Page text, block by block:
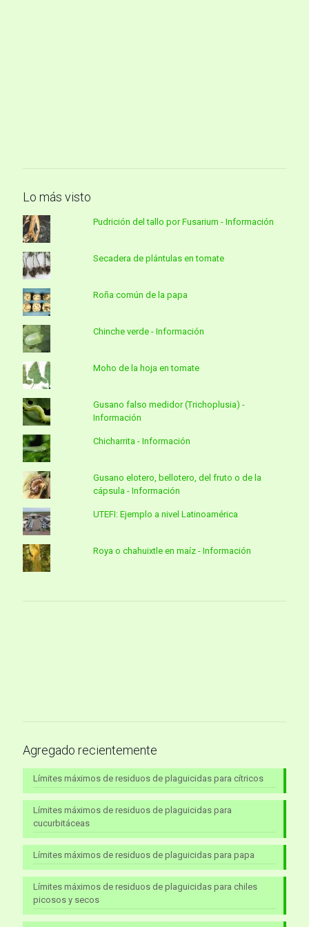
Lo más visto
Pudrición del tallo por Fusarium - Información
Secadera de plántulas en tomate
Roña común de la papa
Chinche verde - Información
Moho de la hoja en tomate
Gusano falso medidor (Trichoplusia) -
Información
Chicharrita - Información
Gusano elotero, bellotero, del fruto o de la
cápsula - Información
UTEFI: Ejemplo a nivel Latinoamérica
Roya o chahuixtle en maíz - Información
Agregado recientemente
Límites máximos de residuos de plaguicidas para cítricos
Límites máximos de residuos de plaguicidas para
cucurbitáceas
Límites máximos de residuos de plaguicidas para papa
Límites máximos de residuos de plaguicidas para chiles
picosos y secos